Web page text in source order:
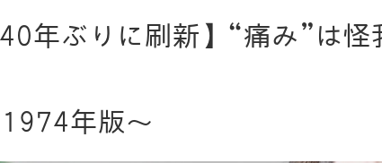
40年ぶりに刷新】“痛み”は
年版〜